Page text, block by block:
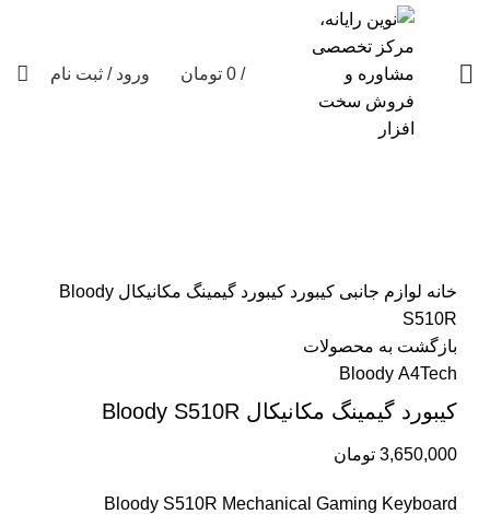
/
0 تومان ورود / ثبت نام
خانه لوازم جانبی کیبورد
کیبورد گیمینگ مکانیکال Bloody
S510R
بازگشت به محصولات
A4Tech
Bloody
کیبورد گیمینگ مکانیکال Bloody S510R
3,650,000 تومان
Bloody S510R Mechanical Gaming Keyboard